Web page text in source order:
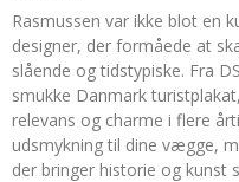
Rasmussen var ikke blot en
designer, der formåede at
slående og tidstypiske. Fra
smukke Danmark
relevans og charme i flere
udsmykning til dine vægge,
der bringer historie og kunst